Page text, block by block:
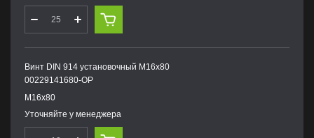
Винт DIN 914 установочный М16х80
00229141680-OP
М16х80
Уточняйте у менеджера